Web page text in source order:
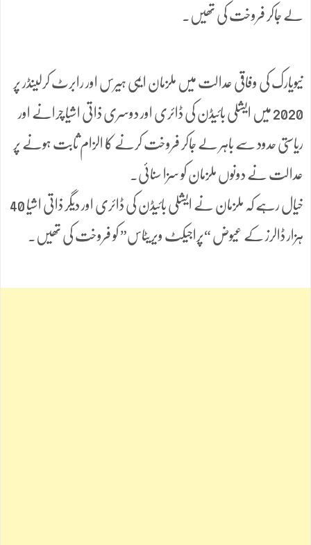
لے جاکر فروخت کی تھیں۔
نیویارک کی وفاقی عدالت میں ملزمان ایمی ہیرس اور رابرٹ کرلینڈر پر
2020 میں ایشلی بائیڈن کی ڈائری اور دوسری ذاتی اشیا چرانے اور
ریاستی حدود سے باہر لے جاکر فروخت کرنے کا الزام ثابت ہونے پر
عدالت نے دونوں ملزمان کو سزا سنائی۔
خیال رہے کہ ملزمان نے ایشلی بائیڈن کی ڈائری اور دیگر ذاتی اشیا 40
ہزار ڈالرز کے عیوض “پراجیکٹ ویریٹاس” کو فروخت کی تھیں۔